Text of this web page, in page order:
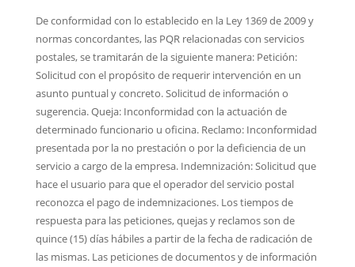
De conformidad con lo establecido en la Ley 1369 de 2009 y
normas concordantes, las PQR relacionadas con servicios
postales, se tramitarán de la siguiente manera: Petición:
Solicitud con el propósito de requerir intervención en un
asunto puntual y concreto. Solicitud de información o
sugerencia. Queja: Inconformidad con la actuación de
determinado funcionario u oficina. Reclamo: Inconformidad
presentada por la no prestación o por la deficiencia de un
servicio a cargo de la empresa. Indemnización: Solicitud que
hace el usuario para que el operador del servicio postal
reconozca el pago de indemnizaciones. Los tiempos de
respuesta para las peticiones, quejas y reclamos son de
quince (15) días hábiles a partir de la fecha de radicación de
las mismas. Las peticiones de documentos y de información